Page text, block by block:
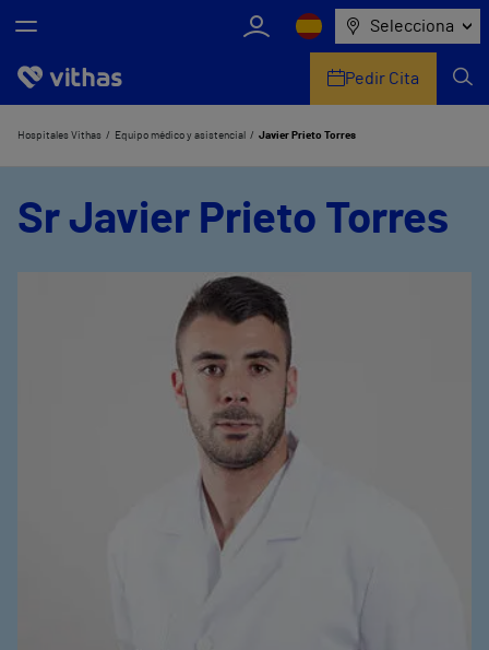
Selecciona
Nosotros
Equipo médico y asistencial
Pedir Cita
Hospitales Vithas Equipo médico y asistencial Javier Prieto Torres
Sr Javier Prieto Torres